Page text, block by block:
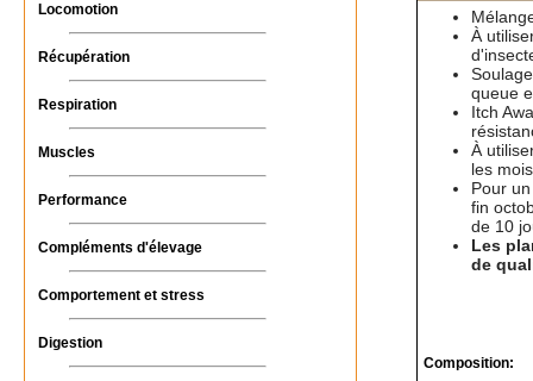
Locomotion
Récupération
Respiration
Muscles
Performance
Compléments d'élevage
Comportement et stress
Digestion
À
queue
Itch
À
les
Pour
fin
de 10
Les
de
Composition: